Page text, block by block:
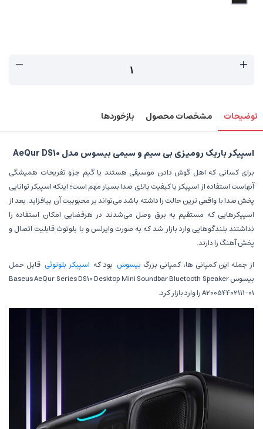
توضیحات مشخصات محصول بازخوردها
اسپیکر باریک رومیزی بی سیم و سیمی بیسوس مدل AeQur DS10
برای کسانی که اهل گوش دادن موسیقی هستند یا گیم جزو تفریحات همیشگی
آنهاست استفاده از اسپیکر با کیفیت بالای صدا بسیار مهم است؛ اینکه اسپیکر توانایی
پخش صدا با واقعی ترین حالت را داشته باشد می‌تواند بر محبوبیت آن بیافزاید. بعد از
اسپیکرهایی که مستقیم به برق وصل می‌شدند در هرفضایی امکان استفاده را
نداشتند بلندگوهایی وارد بازار شد که به صورت وایرلس و با بلوتوث قابلیت اتصال و
پخش آهنگ را دارند.
از جمله این کمپانی ها، کمپانی بزرگ بیسوس بود که اسپیکر بلوتوثی قابل حمل
بیسوس Baseus AeQur Series DS10 Desktop Mini Soundbar Bluetooth Speaker
A20054402111-01 را وارد بازار کرد.